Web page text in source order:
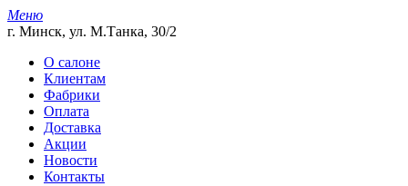
Меню
г. Минск, ул. М.Танка, 30/2
О салоне
Клиентам
Фабрики
Оплата
Доставка
Акции
Новости
Контакты